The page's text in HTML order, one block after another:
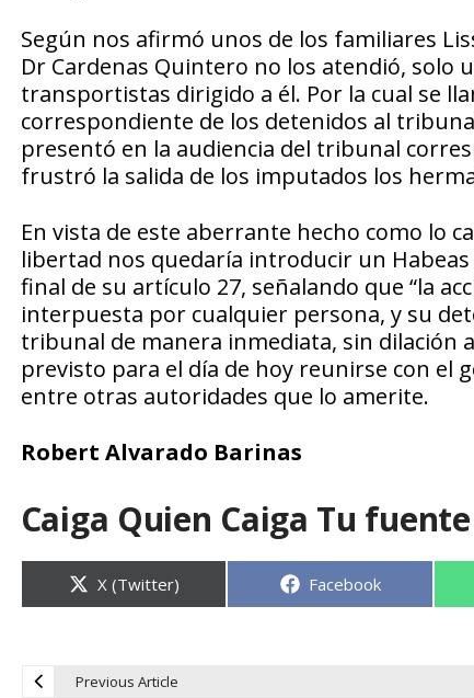
Según nos afirmó unos de los familiares
Dr Cardenas Quintero no los atendió, solo
transportistas dirigido a él. Por la cual se
correspondiente de los detenidos al
presentó en la audiencia del tribunal
frustró la salida de los imputados los
En vista de este aberrante hecho como lo
libertad nos quedaría introducir un
final de su artículo 27, señalando que “la
interpuesta por cualquier persona, y su
tribunal de manera inmediata, sin dilación
previsto para el día de hoy reunirse con el
entre otras autoridades que lo amerite.
Robert Alvarado Barinas
Caiga Quien Caiga Tu
Compartir
en
X (Twitter) Compartir
Facebook
Previous Article